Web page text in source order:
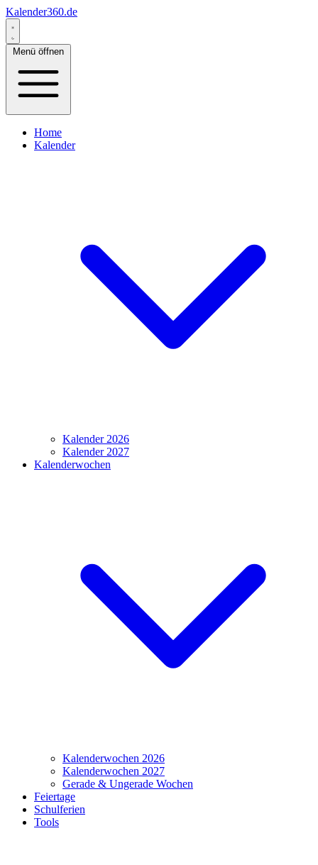
Kalender360.de
Menü öffnen
Home
Kalender
Kalender 2026
Kalender 2027
Kalenderwochen
Kalenderwochen 2026
Kalenderwochen 2027
Gerade & Ungerade Wochen
Feiertage
Schulferien
Tools